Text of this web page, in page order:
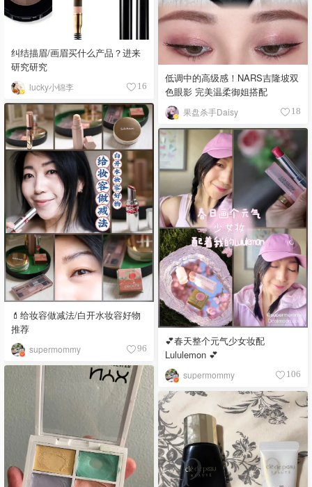
低调中的高级感！NARS吉隆坡双
色眼影 完美温柔御姐搭配
果盘杀手Daisy 18
纠结描眉/画眉买什么产品？进来
研究研究
lucky小锦李 16
💄给妆容做减法/白开水妆容好物
推荐
supermommy 96
💕春天整个元气少女妆配
Lululemon 💕
supermommy 106